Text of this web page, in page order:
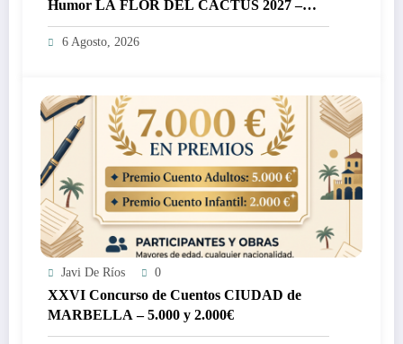
Humor LA FLOR DEL CACTUS 2027 –
3.000€
6 Agosto, 2026
Javi De Ríos 0
XXVI Concurso de Cuentos CIUDAD de
MARBELLA – 5.000 y 2.000€